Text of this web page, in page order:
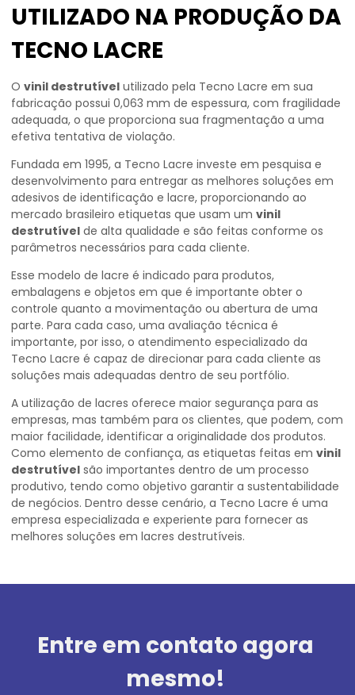
UTILIZADO NA PRODUÇÃO DA
TECNO LACRE
O vinil destrutível utilizado pela Tecno Lacre em sua
fabricação possui 0,063 mm de espessura, com fragilidade
adequada, o que proporciona sua fragmentação a uma
efetiva tentativa de violação.
Fundada em 1995, a Tecno Lacre investe em pesquisa e
desenvolvimento para entregar as melhores soluções em
adesivos de identificação e lacre, proporcionando ao
mercado brasileiro etiquetas que usam um vinil
destrutível de alta qualidade e são feitas conforme os
parâmetros necessários para cada cliente.
Esse modelo de lacre é indicado para produtos,
embalagens e objetos em que é importante obter o
controle quanto a movimentação ou abertura de uma
parte. Para cada caso, uma avaliação técnica é
importante, por isso, o atendimento especializado da
Tecno Lacre é capaz de direcionar para cada cliente as
soluções mais adequadas dentro de seu portfólio.
A utilização de lacres oferece maior segurança para as
empresas, mas também para os clientes, que podem, com
maior facilidade, identificar a originalidade dos produtos.
Como elemento de confiança, as etiquetas feitas em vinil
destrutível são importantes dentro de um processo
produtivo, tendo como objetivo garantir a sustentabilidade
de negócios. Dentro desse cenário, a Tecno Lacre é uma
empresa especializada e experiente para fornecer as
melhores soluções em lacres destrutíveis.
Entre em contato agora
mesmo!